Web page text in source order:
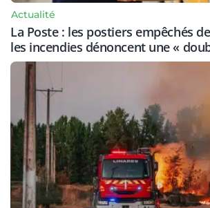
Actualité
La Poste : les postiers empêchés
les incendies dénoncent une «